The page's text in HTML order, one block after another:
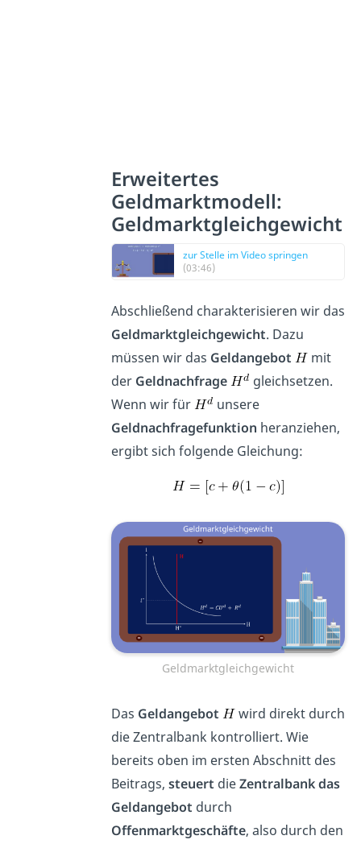
Erweitertes
Geldmarktmodell:
Geldmarktgleichgewicht
zur Stelle im Video springen
(03:46)
Abschließend charakterisieren wir das
Geldmarktgleichgewicht. Dazu
müssen wir das Geldangebot
mit
der Geldnachfrage
gleichsetzen.
Wenn wir für
unsere
Geldnachfragefunktion heranziehen,
ergibt sich folgende Gleichung:
Geldmarktgleichgewicht
Das Geldangebot
wird direkt durch
die Zentralbank kontrolliert. Wie
bereits oben im ersten Abschnitt des
Beitrags, steuert dieZentralbank das
Geldangebot durch
Offenmarktgeschäfte, also durch den